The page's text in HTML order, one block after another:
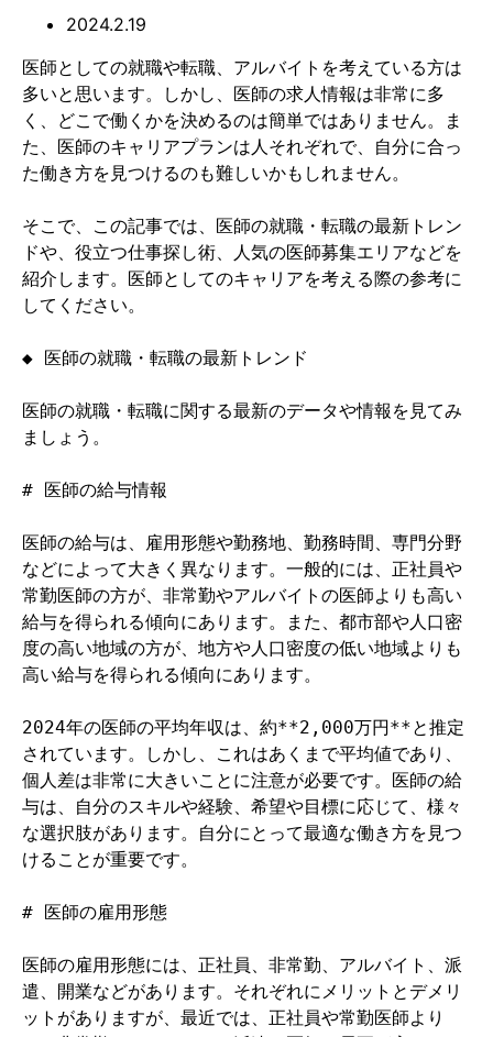
2024.2.19
医師としての就職や転職、アルバイトを考えている方は
多いと思います。しかし、医師の求人情報は非常に多
く、どこで働くかを決めるのは簡単ではありません。ま
た、医師のキャリアプランは人それぞれで、自分に合っ
た働き方を見つけるのも難しいかもしれません。
そこで、この記事では、医師の就職・転職の最新トレン
ドや、役立つ仕事探し術、人気の医師募集エリアなどを
紹介します。医師としてのキャリアを考える際の参考に
してください。
◆ 医師の就職・転職の最新トレンド
医師の就職・転職に関する最新のデータや情報を見てみ
ましょう。
# 医師の給与情報
医師の給与は、雇用形態や勤務地、勤務時間、専門分野
などによって大きく異なります。一般的には、正社員や
常勤医師の方が、非常勤やアルバイトの医師よりも高い
給与を得られる傾向にあります。また、都市部や人口密
度の高い地域の方が、地方や人口密度の低い地域よりも
高い給与を得られる傾向にあります。
2024年の医師の平均年収は、約**2,000万円**と推定
されています。しかし、これはあくまで平均値であり、
個人差は非常に大きいことに注意が必要です。医師の給
与は、自分のスキルや経験、希望や目標に応じて、様々
な選択肢があります。自分にとって最適な働き方を見つ
けることが重要です。
# 医師の雇用形態
医師の雇用形態には、正社員、非常勤、アルバイト、派
遣、開業などがあります。それぞれにメリットとデメリ
ットがありますが、最近では、正社員や常勤医師より